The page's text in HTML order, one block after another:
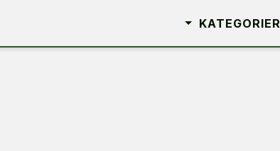
KATEGORIER